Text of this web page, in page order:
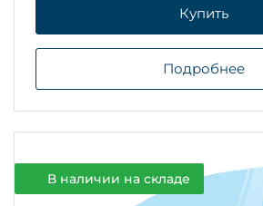
Купить
Подробнее
В наличии на складе